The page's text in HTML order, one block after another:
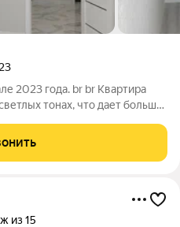
тонах, что дает больше
Ремонт выполнен из
из 15